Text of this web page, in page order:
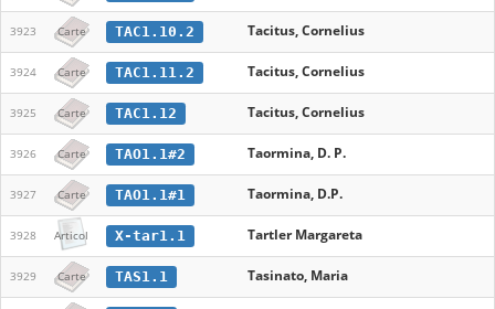
3923 Carte TAC1.10.2 Tacitus, Cornelius
3924 Carte TAC1.11.2 Tacitus, Cornelius
3925 Carte TAC1.12 Tacitus, Cornelius
3926 Carte TAO1.1#2 Taormina, D. P.
3927 Carte TAO1.1#1 Taormina, D.P.
3928 Articol X-tar1.1 Tartler Margareta
3929 Carte TAS1.1 Tasinato, Maria